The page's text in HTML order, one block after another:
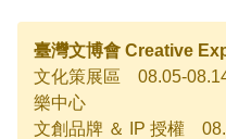
臺灣文博會 Creative
文化策展區 08.05-
樂中心​
文創品牌 ＆ IP 授權